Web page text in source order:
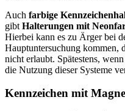
Auch farbige
gibt Halterungen mit
Hierbei kann es zu Ärger bei
Hauptuntersuchung kommen,
nicht erlaubt. Spätestens,
die Nutzung dieser Systeme
Kennzeichen mit